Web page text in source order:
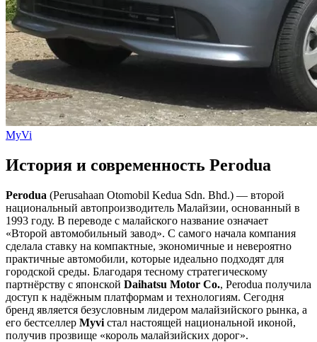
MyVi
История и современность Perodua
Perodua (Perusahaan Otomobil Kedua Sdn. Bhd.) — второй
национальный автопроизводитель Малайзии, основанный в
1993 году. В переводе с малайского название означает
«Второй автомобильный завод». С самого начала компания
сделала ставку на компактные, экономичные и невероятно
практичные автомобили, которые идеально подходят для
городской среды. Благодаря тесному стратегическому
партнёрству с японской Daihatsu Motor Co., Perodua получила
доступ к надёжным платформам и технологиям. Сегодня
бренд является безусловным лидером малайзийского рынка, а
его бестселлер Myvi стал настоящей национальной иконой,
получив прозвище «король малайзийских дорог».